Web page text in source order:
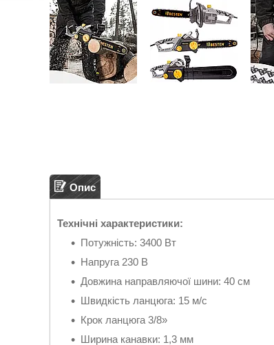
Опис
Технічні характеристики:
Потужність: 3400 Вт
Напруга 230 В
Довжина направляючої шини: 40 см
Швидкість ланцюга: 15 м/с
Крок ланцюга 3/8»
Ширина канавки: 1,3 мм